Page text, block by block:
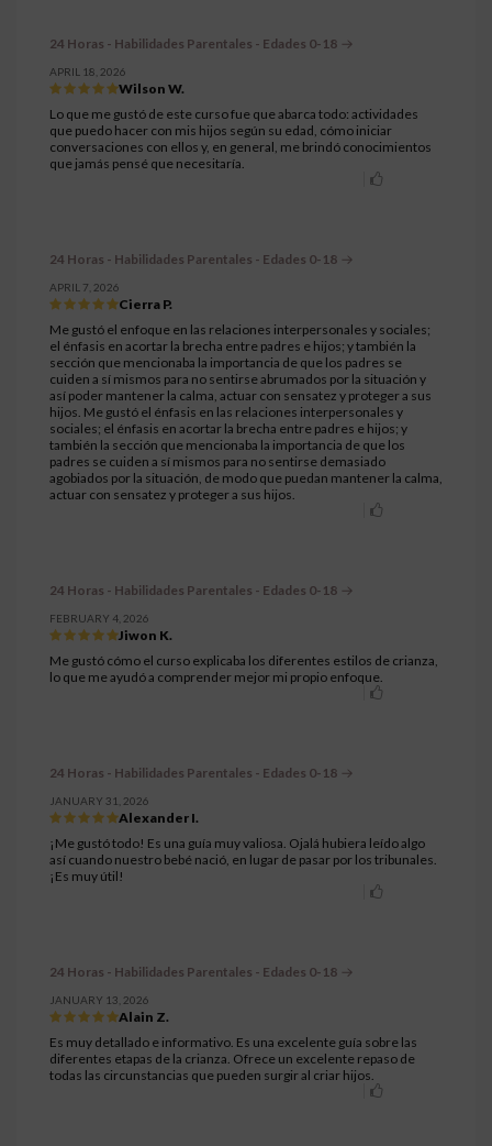
24 Horas - Habilidades Parentales - Edades 0-18
APRIL 18, 2026
Wilson W.
Lo que me gustó de este curso fue que abarca todo: actividades
que puedo hacer con mis hijos según su edad, cómo iniciar
conversaciones con ellos y, en general, me brindó conocimientos
que jamás pensé que necesitaría.
24 Horas - Habilidades Parentales - Edades 0-18
APRIL 7, 2026
Cierra P.
Me gustó el enfoque en las relaciones interpersonales y sociales;
el énfasis en acortar la brecha entre padres e hijos; y también la
sección que mencionaba la importancia de que los padres se
cuiden a sí mismos para no sentirse abrumados por la situación y
así poder mantener la calma, actuar con sensatez y proteger a sus
hijos. Me gustó el énfasis en las relaciones interpersonales y
sociales; el énfasis en acortar la brecha entre padres e hijos; y
también la sección que mencionaba la importancia de que los
padres se cuiden a sí mismos para no sentirse demasiado
agobiados por la situación, de modo que puedan mantener la calma,
actuar con sensatez y proteger a sus hijos.
24 Horas - Habilidades Parentales - Edades 0-18
FEBRUARY 4, 2026
Jiwon K.
Me gustó cómo el curso explicaba los diferentes estilos de crianza,
lo que me ayudó a comprender mejor mi propio enfoque.
24 Horas - Habilidades Parentales - Edades 0-18
JANUARY 31, 2026
Alexander I.
¡Me gustó todo! Es una guía muy valiosa. Ojalá hubiera leído algo
así cuando nuestro bebé nació, en lugar de pasar por los tribunales.
¡Es muy útil!
24 Horas - Habilidades Parentales - Edades 0-18
JANUARY 13, 2026
Alain Z.
Es muy detallado e informativo. Es una excelente guía sobre las
diferentes etapas de la crianza. Ofrece un excelente repaso de
todas las circunstancias que pueden surgir al criar hijos.